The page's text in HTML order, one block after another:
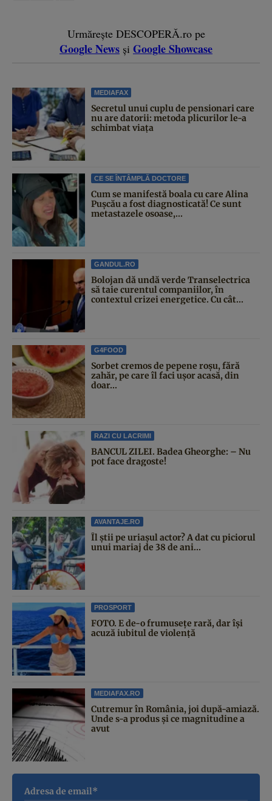
Urmărește DESCOPERĂ.ro pe
Google News și Google Showcase
MEDIAFAX
Secretul unui cuplu de pensionari care
nu are datorii: metoda plicurilor le-a
schimbat viața
CE SE ÎNTÂMPLĂ DOCTORE
Cum se manifestă boala cu care Alina
Pușcău a fost diagnosticată! Ce sunt
metastazele osoase,...
GANDUL.RO
Bolojan dă undă verde Transelectrica
să taie curentul companiilor, în
contextul crizei energetice. Cu cât...
G4FOOD
Sorbet cremos de pepene roșu, fără
zahăr, pe care îl faci ușor acasă, din
doar...
RAZI CU LACRIMI
BANCUL ZILEI. Badea Gheorghe: – Nu
pot face dragoste!
AVANTAJE.RO
Îl știi pe uriașul actor? A dat cu piciorul
unui mariaj de 38 de ani...
PROSPORT
FOTO. E de-o frumusețe rară, dar își
acuză iubitul de violență
MEDIAFAX.RO
Cutremur în România, joi după-amiază.
Unde s-a produs și ce magnitudine a
avut
Adresa de email*